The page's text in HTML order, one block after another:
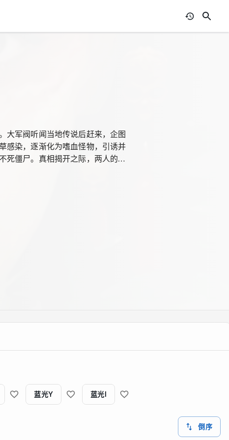
大军阀听闻当地传说后赶来，企图
感染，逐渐化为嗜血怪物，引诱并
死僵尸。真相揭开之际，两人的选
蓝光Y 蓝光I
倒序